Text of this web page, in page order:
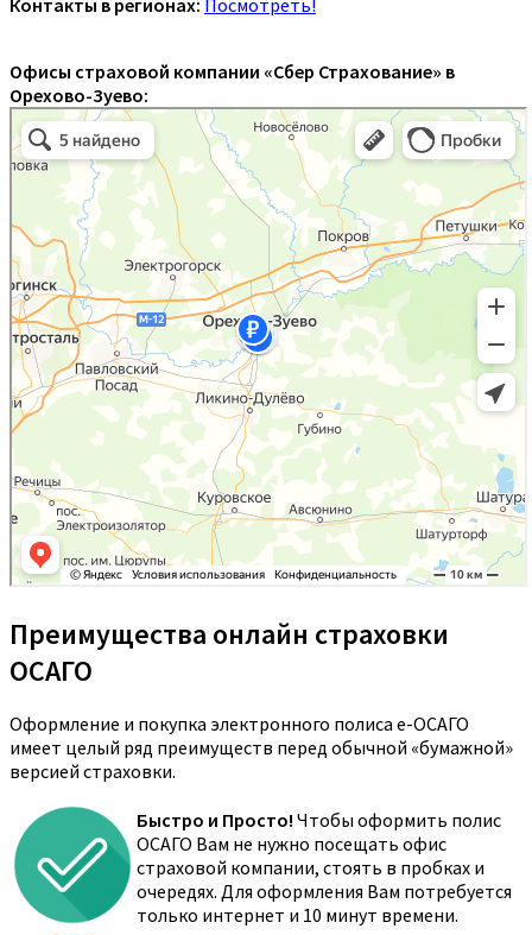
Офисы страховой компании «Сбер Страхование» в
Орехово-Зуево:
Преимущества онлайн страховки
ОСАГО
Оформление и покупка электронного полиса е-ОСАГО
имеет целый ряд преимуществ перед обычной «бумажной»
версией страховки.
Быстро и Просто! Чтобы оформить полис
ОСАГО Вам не нужно посещать офис
страховой компании, стоять в пробках и
очередях. Для оформления Вам потребуется
только интернет и 10 минут времени.